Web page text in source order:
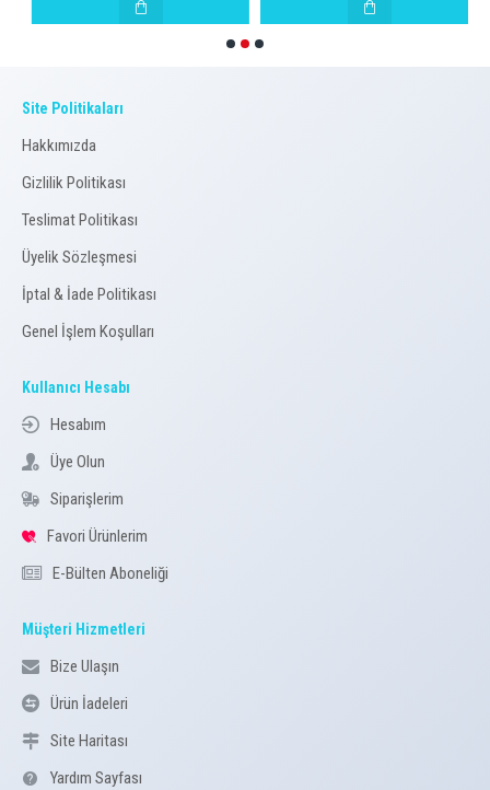
Site Politikaları
Hakkımızda
Gizlilik Politikası
Teslimat Politikası
Üyelik Sözleşmesi
İptal & İade Politikası
Genel İşlem Koşulları
Kullanıcı Hesabı
Hesabım
Üye Olun
Siparişlerim
Favori Ürünlerim
E-Bülten Aboneliği
Müşteri Hizmetleri
Bize Ulaşın
Ürün İadeleri
Site Haritası
Yardım Sayfası